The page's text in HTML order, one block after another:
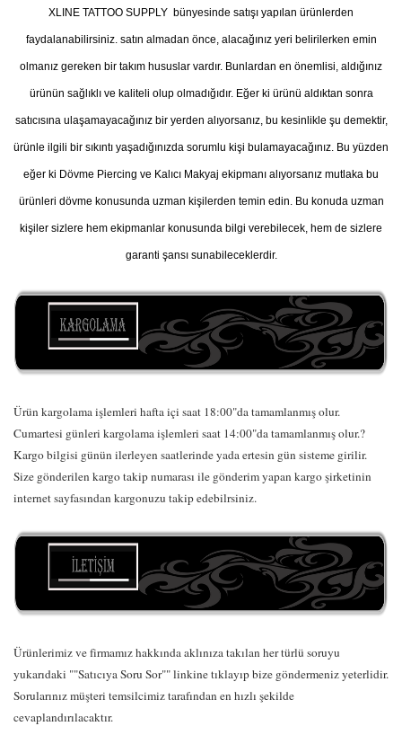
XLINE TATTOO SUPPLY bünyesinde satışı yapılan ürünlerden
faydalanabilirsiniz. satın almadan önce, alacağınız yeri belirilerken emin
olmanız gereken bir takım hususlar vardır. Bunlardan en önemlisi, aldığınız
ürünün sağlıklı ve kaliteli olup olmadığıdır. Eğer ki ürünü aldıktan sonra
satıcısına ulaşamayacağınız bir yerden alıyorsanız, bu kesinlikle şu demektir,
ürünle ilgili bir sıkıntı yaşadığınızda sorumlu kişi bulamayacağınız. Bu yüzden
eğer ki Dövme Piercing ve Kalıcı Makyaj ekipmanı alıyorsanız mutlaka bu
ürünleri dövme konusunda uzman kişilerden temin edin. Bu konuda uzman
kişiler sizlere hem ekipmanlar konusunda bilgi verebilecek, hem de sizlere
garanti şansı sunabileceklerdir.
Ürün kargolama işlemleri hafta içi saat 18:00"da tamamlanmış olur.
Cumartesi günleri kargolama işlemleri saat 14:00"da tamamlanmış olur.?
Kargo bilgisi günün ilerleyen saatlerinde yada ertesin gün sisteme girilir.
Size gönderilen kargo takip numarası ile gönderim yapan kargo şirketinin
internet sayfasından kargonuzu takip edebilrsiniz.
Ürünlerimiz ve firmamız hakkında aklınıza takılan her türlü soruyu
yukarıdaki ""Satıcıya Soru Sor"" linkine tıklayıp bize göndermeniz yeterlidir.
Sorularınız müşteri temsilcimiz tarafından en hızlı şekilde
cevaplandırılacaktır.